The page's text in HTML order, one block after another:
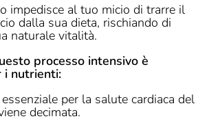
impedisce al tuo micio di trarre il
dalla sua dieta, rischiando di
naturale vitalità.
processo intensivo è
i nutrienti:
per la salute cardiaca del
decimata.